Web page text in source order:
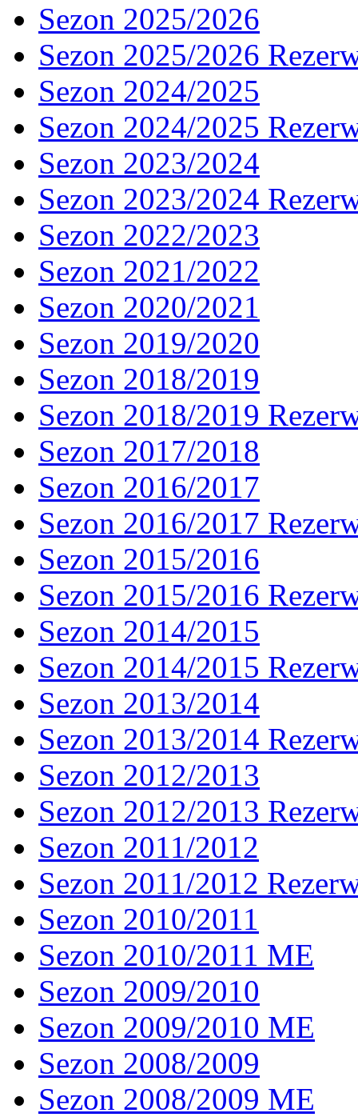
Sezon 2025/2026
Sezon 2025/2026
Sezon 2024/2025
Sezon 2024/2025
Sezon 2023/2024
Sezon 2023/2024
Sezon 2022/2023
Sezon 2021/2022
Sezon 2020/2021
Sezon 2019/2020
Sezon 2018/2019
Sezon 2018/2019
Sezon 2017/2018
Sezon 2016/2017
Sezon 2016/2017
Sezon 2015/2016
Sezon 2015/2016
Sezon 2014/2015
Sezon 2014/2015
Sezon 2013/2014
Sezon 2013/2014
Sezon 2012/2013
Sezon 2012/2013
Sezon 2011/2012
Sezon 2011/2012
Sezon 2010/2011
Sezon 2010/2011 ME
Sezon 2009/2010
Sezon 2009/2010 ME
Sezon 2008/2009
Sezon 2008/2009 ME